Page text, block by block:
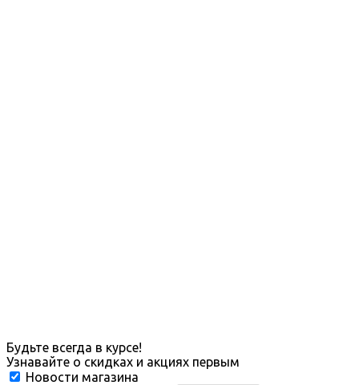
Будьте всегда в курсе!
Узнавайте о скидках и акциях первым
Новости магазина